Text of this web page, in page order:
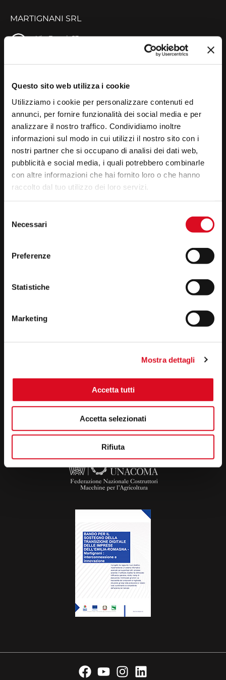
Questo sito web utilizza i cookie
Utilizziamo i cookie per personalizzare contenuti ed
annunci, per fornire funzionalità dei social media e per
analizzare il nostro traffico. Condividiamo inoltre
informazioni sul modo in cui utilizzi il nostro sito con i
nostri partner che si occupano di analisi dei dati web,
pubblicità e social media, i quali potrebbero combinarle
con altre informazioni che hai fornito loro o che hanno
raccolto dal tuo utilizzo dei loro servizi.
delNecessari
Preferenze
Statistiche
Marketing
Mostra dettagli
Accetta tutti
Accetta selezionati
Rifiuta
MARTIGNANI SRL
Via Fermi, 63
Italy
P. IVA 00962320396
Capitale sociale € 80.000 i.v.
Reg. Imprese n. 00962320396
REA n. RA-111368
privacy policy-cookie policy
CONTATTI
infoweb@martignani.com
Resta sempre aggiornato sul mondo Martignani